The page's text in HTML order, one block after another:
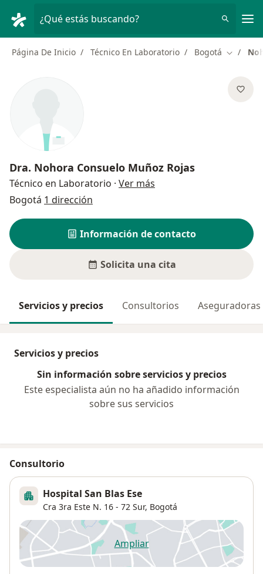
¿Qué estás buscando?
Página De Inicio Técnico En Laboratorio Bogotá Cambiar
Dra. Nohora Consuelo Muñoz Rojas
Técnico en Laboratorio · Ver más
Bogotá 1 dirección
Información de contacto
Solicita una cita
Servicios y precios Consultorios Aseguradoras
Servicios y precios
Sin información sobre servicios y precios
Este especialista aún no ha añadido información
sobre sus servicios
Consultorio
Hospital San Blas Ese
Cra 3ra Este N. 16 - 72 Sur, Bogotá
Ampliarse abre en una nueva